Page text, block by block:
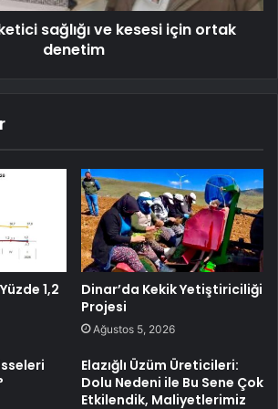
sağlığı ve kesesi için ortak
denetim
1,2
Dinar’da Kekik Yetiştiriciliği
Projesi
Ağustos 5, 2026
Elazığlı Üzüm Üreticileri:
Dolu Nedeni ile Bu Sene Çok
Etkilendik, Maliyetlerimiz